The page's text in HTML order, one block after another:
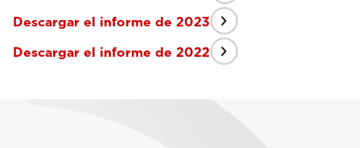
Descargar el informe de 2023
Descargar el informe de 2022